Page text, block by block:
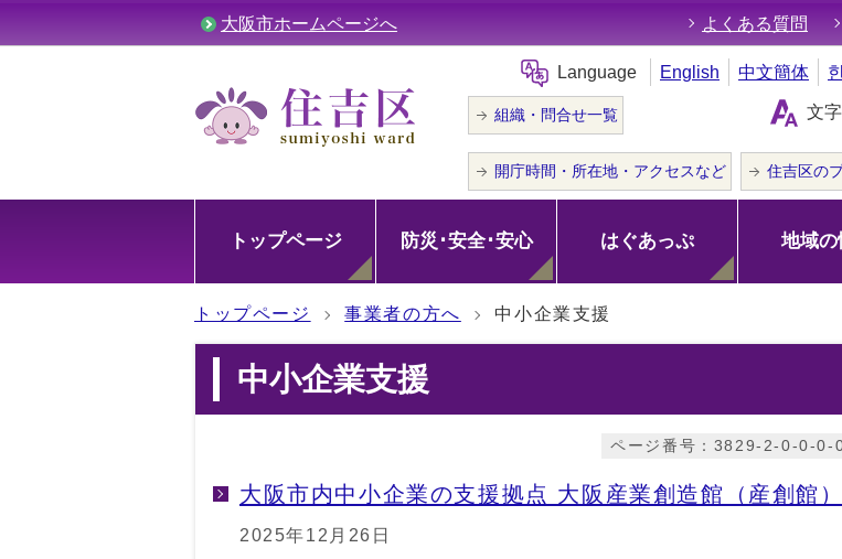
大阪市ホームページへ よくある質問
Language English 中文簡体
組織・問合せ一覧 文
開庁時間・所在地・アクセスなど 住吉区の
トップページ 防災･安全･安心 はぐあっぷ 地域の
トップページ 事業者の方へ 中小企業支援
中小企業支援
ページ番号：3829-2-0-0-0-
大阪市内中小企業の支援拠点 大阪産業創造館（産創館）
2025年12月26日